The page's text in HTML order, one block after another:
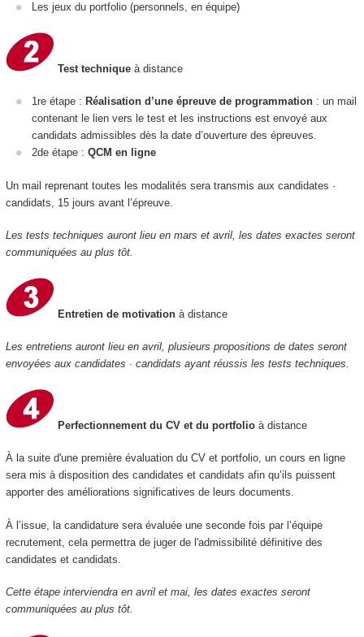
Les jeux du portfolio (personnels, en équipe)
Test technique à distance
1re étape : Réalisation d’une épreuve de programmation : un mail
contenant le lien vers le test et les instructions est envoyé aux
candidats admissibles dès la date d’ouverture des épreuves.
2de étape : QCM en ligne
Un mail reprenant toutes les modalités sera transmis aux candidates ·
candidats, 15 jours avant l’épreuve.
Les tests techniques auront lieu en mars et avril, les dates exactes seront
communiquées au plus tôt.
Entretien de motivationà distance
Les entretiens auront lieu en avril, plusieurs propositions de dates seront
envoyées aux candidates · candidats ayant réussis les tests techniques.
Perfectionnement du CV et du portfolioà distance
À la suite d'une première évaluation du CV et portfolio, un cours en ligne
sera mis à disposition des candidates et candidats afin qu’ils puissent
apporter des améliorations significatives de leurs documents.
À l’issue, la candidature sera évaluée une seconde fois par l’équipe
recrutement, cela permettra de juger de l'admissibilité définitive des
candidates et candidats.
Cette étape interviendra en avril et mai, les dates exactes seront
communiquées au plus tôt.